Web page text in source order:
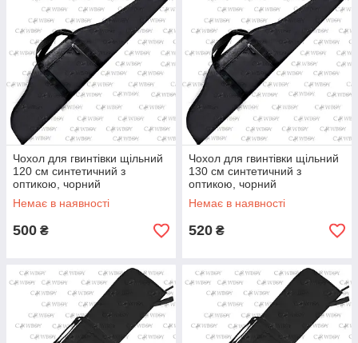
Чохол для гвинтівки щільний
120 см синтетичний з
оптикою, чорний
Немає в наявності
500 ₴
Чохол для гвинтівки щільний
130 см синтетичний з
оптикою, чорний
Немає в наявності
520 ₴